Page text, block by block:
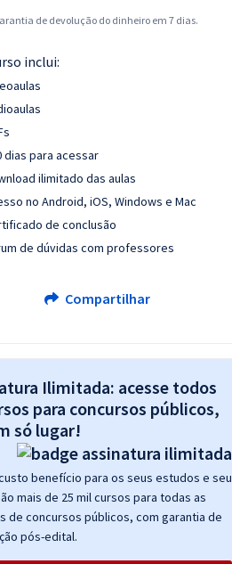
de devolução do dinheiro em 7 dias.
inclui:
dias para acessar
ilimitado das aulas
no Android, iOS, Windows e Mac
de conclusão
de dúvidas com professores
Compartilhar
Ilimitada: acesse todos
para concursos públicos,
só lugar!
benefício para os seus estudos e seu
mais de 25 mil cursos para todas as
de concursos públicos, com garantia de
pós-edital.